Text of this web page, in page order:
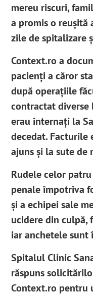
mereu riscuri,
a promis o
zile de spitalizare
Context.ro a
pacienți a căror
după operațiile
contractat
erau internați la
decedat. Facturile
ajuns și la sute de
Rudele celor
penale împotriva
și a echipei sale
ucidere din culpă,
iar anchetele sunt
Spitalul Clinic
răspuns
Context.ro pentru